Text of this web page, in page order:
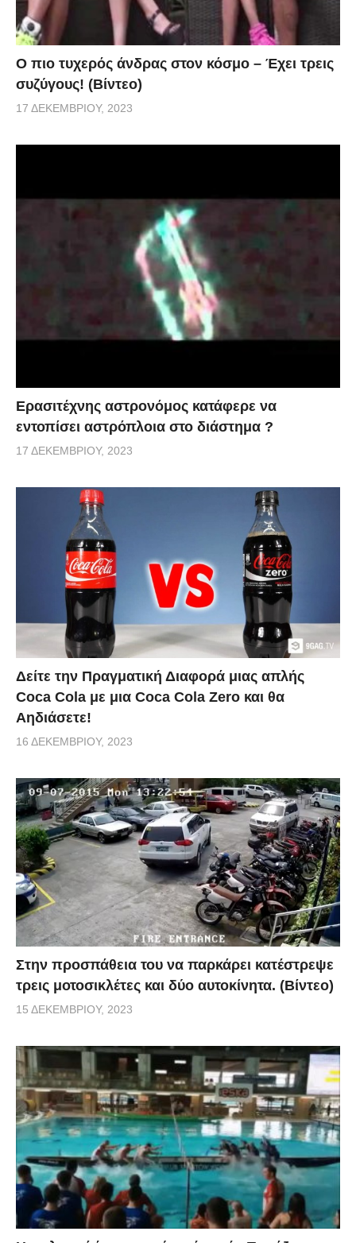
Ο πιο τυχερός άνδρας στον κόσμο – Έχει τρεις
συζύγους! (Βίντεο)
17 ΔΕΚΕΜΒΡΊΟΥ, 2023
Ερασιτέχνης αστρονόμος κατάφερε να
εντοπίσει αστρόπλοια στο διάστημα ?
17 ΔΕΚΕΜΒΡΊΟΥ, 2023
Δείτε την Πραγματική Διαφορά μιας απλής
Coca Cola με μια Coca Cola Zero και θα
Αηδιάσετε!
16 ΔΕΚΕΜΒΡΊΟΥ, 2023
Στην προσπάθεια του να παρκάρει κατέστρεψε
τρεις μοτοσικλέτες και δύο αυτοκίνητα. (Βίντεο)
15 ΔΕΚΕΜΒΡΊΟΥ, 2023